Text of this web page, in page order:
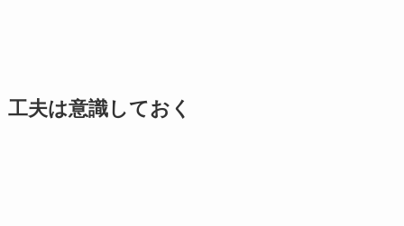
工夫は意識しておく